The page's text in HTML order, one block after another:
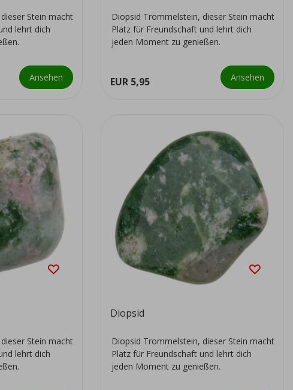
Stein macht
lehrt dich
Ansehen
Diopsid Trommelstein, dieser Stein macht
Platz für Freundschaft und lehrt dich
jeden Moment zu genießen.
EUR 5,95 Ansehen
Stein macht
lehrt dich
Diopsid
Diopsid Trommelstein, dieser Stein macht
Platz für Freundschaft und lehrt dich
jeden Moment zu genießen.